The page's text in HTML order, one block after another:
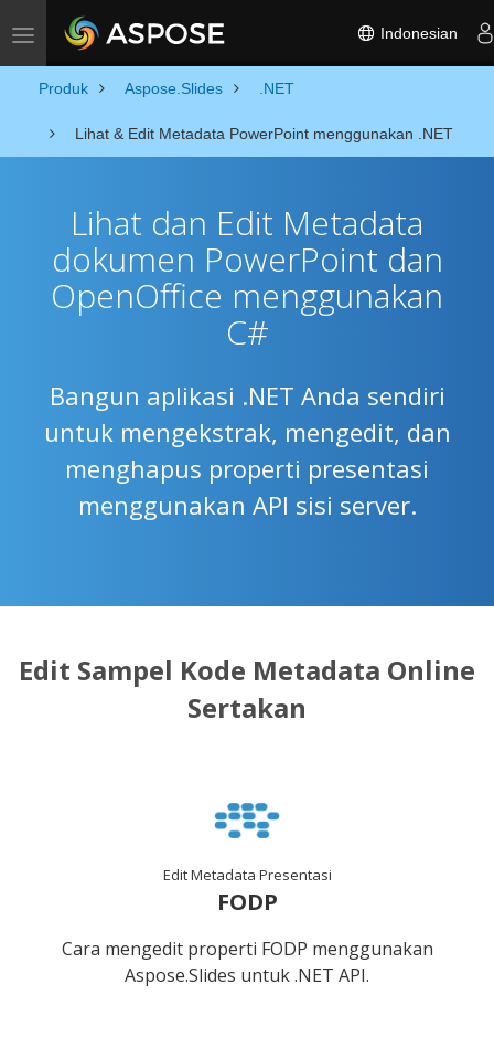
Toggle navigation Indonesian
Produk Aspose.Slides .NET
Lihat & Edit Metadata PowerPoint menggunakan .NET
Lihat dan Edit Metadata
dokumen PowerPoint dan
OpenOffice menggunakan
C#
Bangun aplikasi .NET Anda sendiri
untuk mengekstrak, mengedit, dan
menghapus properti presentasi
menggunakan API sisi server.
Edit Sampel Kode Metadata Online
Sertakan
Edit Metadata Presentasi
FODP
Cara mengedit properti FODP menggunakan
Aspose.Slides untuk .NET API.